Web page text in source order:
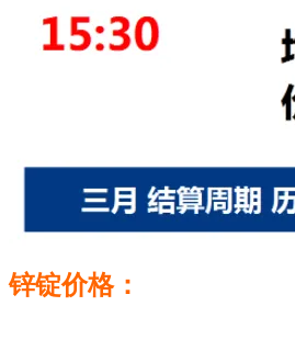
锌锭价格：